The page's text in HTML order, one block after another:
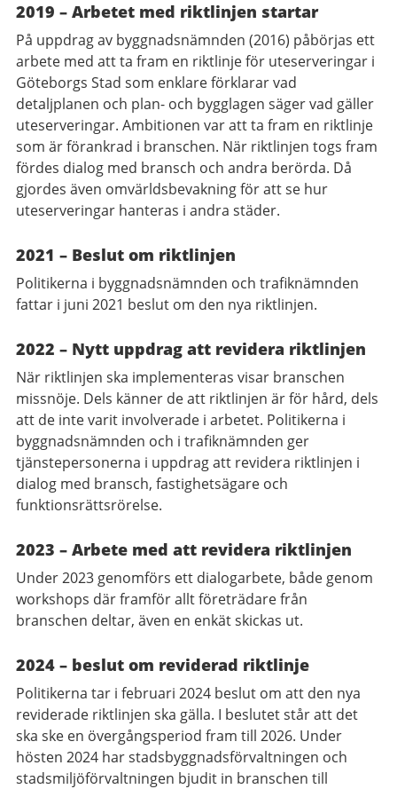
2019 – Arbetet med riktlinjen startar
På uppdrag av byggnadsnämnden (2016) påbörjas ett
arbete med att ta fram en riktlinje för uteserveringar i
Göteborgs Stad som enklare förklarar vad
detaljplanen och plan- och bygglagen säger vad gäller
uteserveringar. Ambitionen var att ta fram en riktlinje
som är förankrad i branschen. När riktlinjen togs fram
fördes dialog med bransch och andra berörda. Då
gjordes även omvärldsbevakning för att se hur
uteserveringar hanteras i andra städer.
2021 – Beslut om riktlinjen
Politikerna i byggnadsnämnden och trafiknämnden
fattar i juni 2021 beslut om den nya riktlinjen.
2022 – Nytt uppdrag att revidera riktlinjen
När riktlinjen ska implementeras visar branschen
missnöje. Dels känner de att riktlinjen är för hård, dels
att de inte varit involverade i arbetet. Politikerna i
byggnadsnämnden och i trafiknämnden ger
tjänstepersonerna i uppdrag att revidera riktlinjen i
dialog med bransch, fastighetsägare och
funktionsrättsrörelse.
2023 – Arbete med att revidera riktlinjen
Under 2023 genomförs ett dialogarbete, både genom
workshops där framför allt företrädare från
branschen deltar, även en enkät skickas ut.
2024 – beslut om reviderad riktlinje
Politikerna tar i februari 2024 beslut om att den nya
reviderade riktlinjen ska gälla. I beslutet står att det
ska ske en övergångsperiod fram till 2026. Under
hösten 2024 har stadsbyggnadsförvaltningen och
stadsmiljöförvaltningen bjudit in branschen till